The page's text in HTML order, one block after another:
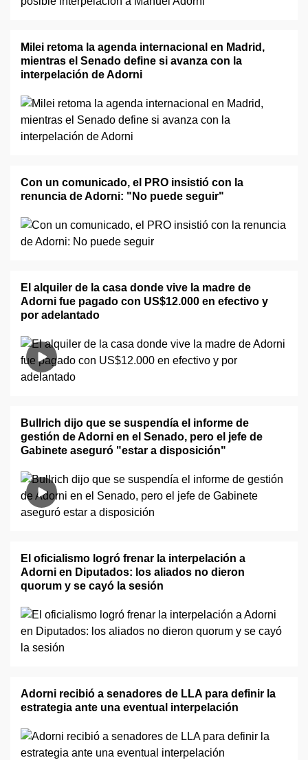
Milei retoma la agenda internacional en Madrid,
mientras el Senado define si avanza con la
interpelación de Adorni
Con un comunicado, el PRO insistió con la
renuncia de Adorni: "No puede seguir"
El alquiler de la casa donde vive la madre de
Adorni fue pagado con US$12.000 en efectivo y
por adelantado
Bullrich dijo que se suspendía el informe de
gestión de Adorni en el Senado, pero el jefe de
Gabinete aseguró "estar a disposición"
El oficialismo logró frenar la interpelación a
Adorni en Diputados: los aliados no dieron
quorum y se cayó la sesión
Adorni recibió a senadores de LLA para definir la
estrategia ante una eventual interpelación